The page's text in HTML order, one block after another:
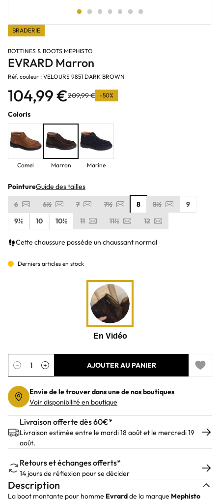
BRADERIE
BOTTINES & BOOTS MEPHISTO
EVRARD Marron
Réf. couleur : VELOURS 9851 DARK BROWN
104,99 €209,99 € -50%
Coloris
Camel Marron Marine
PointureGuide des tailles
6
6½ 7 7½ 8 8½
9
9½
10 10½ 11 11½ 12
Cette chaussure possède un chaussant normal
Derniers articles en stock
Quantité
− + AJOUTER AU PANIER
Add to
Envie de le trouver dans une de nos boutiques
Voir disponibilité en boutique
Livraison offerte dès 60€*
Livraison estimée entre le mardi 18 août et le mercredi 19
août.
Retours et échanges offerts*
14 jours de réflexion pour se décider
Description
La boot montante pour homme Evrardde la marque Mephisto